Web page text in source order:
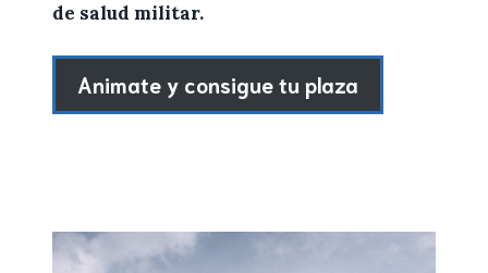
de salud militar.
Animate y consigue tu plaza